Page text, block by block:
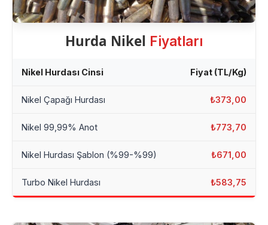
Hurda Nikel Fiyatları
Nikel Hurdası Cinsi Fiyat (TL/Kg)
Nikel Çapağı Hurdası ₺373,00
Nikel 99,99% Anot ₺773,70
Nikel Hurdası Şablon (%99-%99) ₺671,00
Turbo Nikel Hurdası ₺583,75